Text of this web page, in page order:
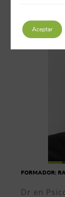
FORMADOR:
Dr en
Aceptar